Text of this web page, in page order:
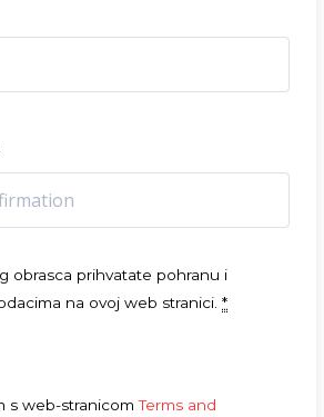
obrasca prihvatate pohranu i
na ovoj web stranici.*
s web-stranicomTerms and